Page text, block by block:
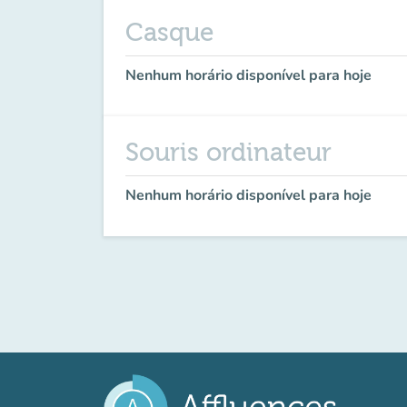
Casque
Nenhum horário disponível para hoje
Souris ordinateur
Nenhum horário disponível para hoje